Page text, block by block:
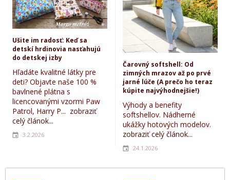
Ušite im radosť: Keď sa
detskí hrdinovia nasťahujú
do detskej izby
Hľadáte kvalitné látky pre
deti? Objavte naše 100 %
bavlnené plátna s
licencovanými vzormi Paw
Patrol, Harry P... zobraziť
celý článok...
3.2.2026
Čarovný softshell: Od
zimných mrazov až po prvé
jarné lúče (A prečo ho teraz
kúpite najvýhodnejšie!)
Výhody a benefity
softshellov. Nádherné
ukážky hotových modelov.
zobraziť celý článok...
24.1.2026